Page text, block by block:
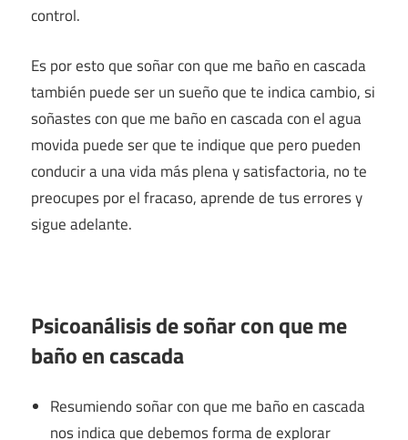
control.
Es por esto que soñar con que me baño en cascada
también puede ser un sueño que te indica cambio, si
soñastes con que me baño en cascada con el agua
movida puede ser que te indique que pero pueden
conducir a una vida más plena y satisfactoria, no te
preocupes por el fracaso, aprende de tus errores y
sigue adelante.
Psicoanálisis de soñar con que me
baño en cascada
Resumiendo soñar con que me baño en cascada
nos indica que debemos forma de explorar